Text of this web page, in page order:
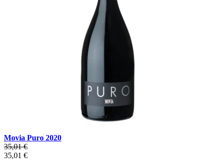
Movia Puro 2020
35,01 €
35,01 €